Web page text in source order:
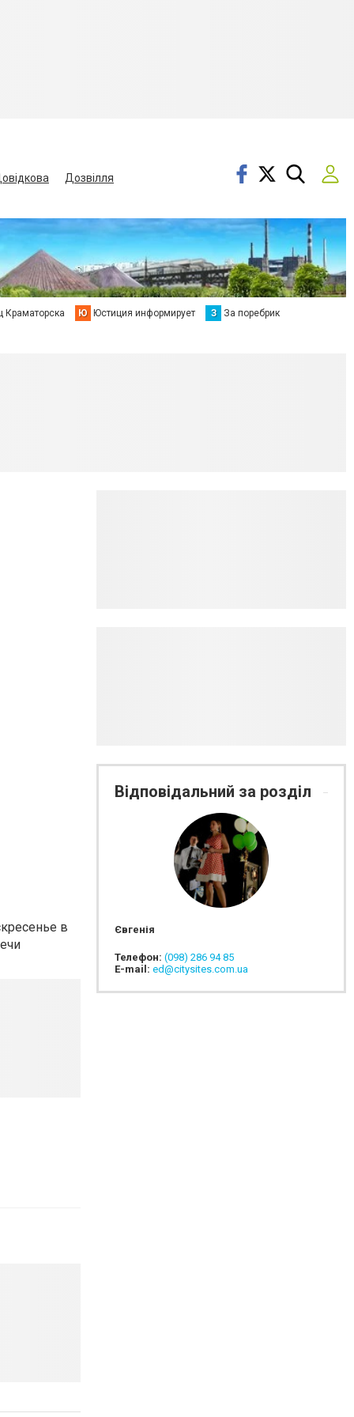
Дозвілля
Краматорска Ю Юстиция информирует З За поребрик
в
Відповідальний за розділ
Євгенія
Телефон: (098) 286 94 85
E-mail: ed@citysites.com.ua